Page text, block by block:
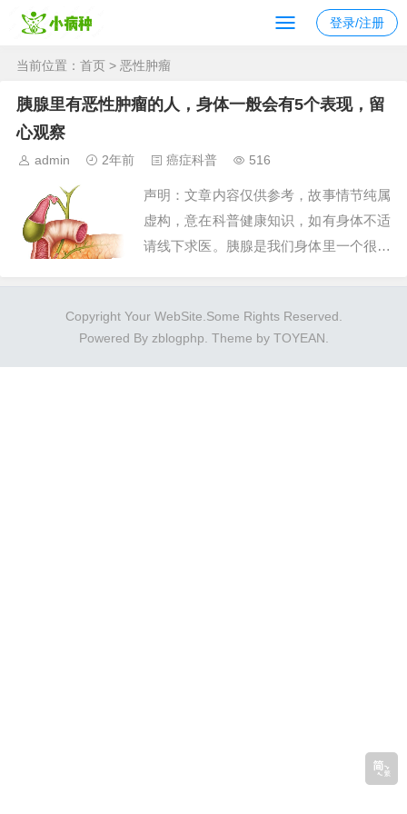
登录/注册
当前位置： 首页 > 恶性肿瘤
胰腺里有恶性肿瘤的人，身体一般会有5个表现，留
心观察
admin 2年前 癌症科普 516
声明：文章内容仅供参考，故事情节纯属
虚构，意在科普健康知识，如有身体不适
请线下求医。胰腺是我们身体里一个很不
参与调节血糖，是个不...
Copyright Your WebSite.Some Rights Reserved.
Powered By zblogphp. Theme by TOYEAN.